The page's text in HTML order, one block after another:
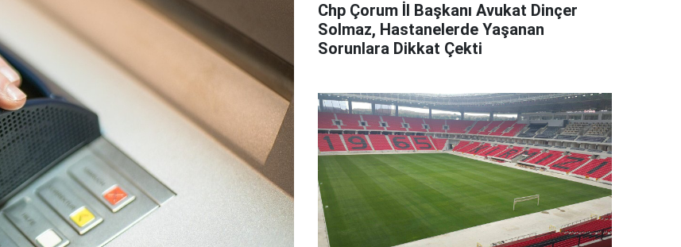
Chp Çorum İl Başkanı Avukat Dinçer
Solmaz, Hastanelerde Yaşanan
Sorunlara Dikkat Çekti